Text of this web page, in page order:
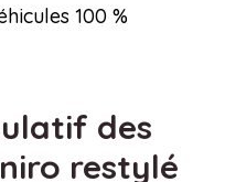
100 %
des
restylé